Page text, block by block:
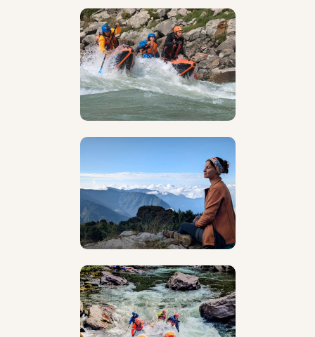
желания: путешествовать и рисовать. Забавно, но
именно так всё и сложилось. Помню, как после
занятий по рисунку я сбегала в ближайший лес —
мастерить костры, путать следы и чувствовать
себя маленьким первооткрывателем. Позже, уже
учась в художественном училище, я мечтала
поскорее сдать сессию по живописи, чтобы снова
отправиться в очередной поход.
Поэтому после окончания училища вопрос «чем
заниматься дальше?» даже не возник. Конечно же,
туризм и творчество — два пути, которые для меня
давно слились в один.
Сейчас, в свободное время, я много рисую и
постепенно собираю свою собственную коллекцию
походных зарисовок и стараюсьсоединить
походную жизнь с искусством. Это два занятия,
которые по-настоящему отзываются в сердце.